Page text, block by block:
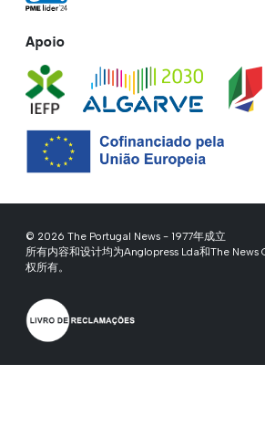
Apoio
© 2026 The Portugal News - 1977年成立
所有内容和设计均为Anglopress Lda和The News
权所有。